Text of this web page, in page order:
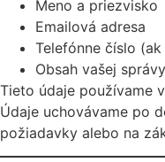
Meno a priezvisko
Emailová adresa
Telefónne číslo (ak
Obsah vašej správy
Tieto údaje používame
Údaje uchovávame po
požiadavky alebo na